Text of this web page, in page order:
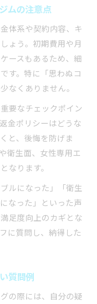
ムの注意点
体系や契約内容、キ
ょう。初期費用や月
ースもあるため、細
す。特に「思わぬコ
なくありません。
要なチェックポイン
金ポリシーはどうな
と、後悔を防げま
衛生面、女性専用エ
なります。
ルになった」「衛生
なった」といった声
足度向上のカギとな
に質問し、納得した
質問例
の際には、自分の疑